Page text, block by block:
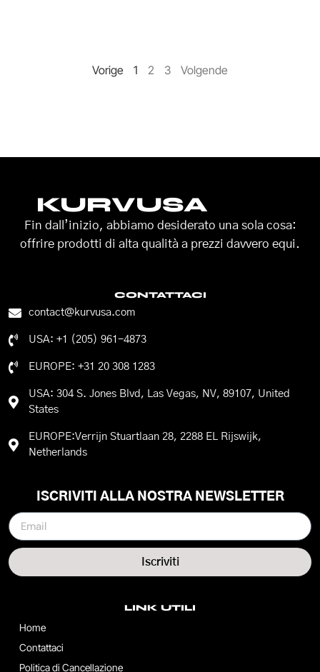
Vorige 1 2 3 Volgende
KURVUSA
Fin dall’inizio, abbiamo desiderato una sola cosa:
offrire prodotti di alta qualità a prezzi davvero equi.
CONTATTACI
contact@kurvusa.com
USA: +1 (205) 961-4873
EUROPE: +31 20 308 1283
USA: 304 S. Jones Blvd, Las Vegas, NV, 89107, United
States
EUROPE:Verrijn Stuartlaan 28, 2288 EL Rijswijk,
Netherlands
LINK UTILI
Home
Contattaci
Politica di Cancellazione
ISCRIVITI ALLA NOSTRA NEWSLETTER
Iscriviti